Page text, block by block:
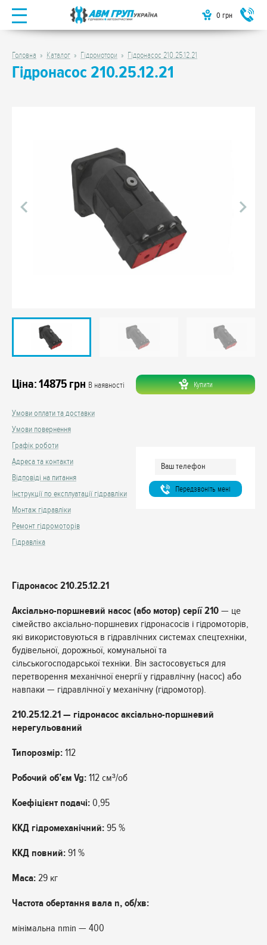
0 грн
Головна Каталог Гідромотори Гідронасос 210.25.12.21
Гідронасос 210.25.12.21
Ціна:14875 грн В наявності Купити
Умови оплати та доставки
Умови повернення
Графік роботи
Адреса та контакти
Відповіді на питання
Інструкції по експлуатації гідравліки
Монтаж гідравліки
Ремонт гідромоторів
Гідравліка
Передзвонiть менi
Гідронасос 210.25.12.21
Аксіально-поршневий насос (або мотор) серії 210 — це
сімейство аксіально-поршневих гідронасосів і гідромоторів,
які використовуються в гідравлічних системах спецтехніки,
будівельної, дорожньої, комунальної та
сільськогосподарської техніки. Він застосовується для
перетворення механічної енергії у гідравлічну (насос) або
навпаки — гідравлічної у механічну (гідромотор).
210.25.12.21 — гідронасос аксіально-поршневий
нерегульований
Типорозмір: 112
Робочий об’єм Vg: 112 см³/об
Коефіцієнт подачі: 0,95
ККД гідромеханічний: 95 %
ККД повний: 91 %
Маса: 29 кг
Частота обертання вала n, об/хв:
мінімальна nmin — 400